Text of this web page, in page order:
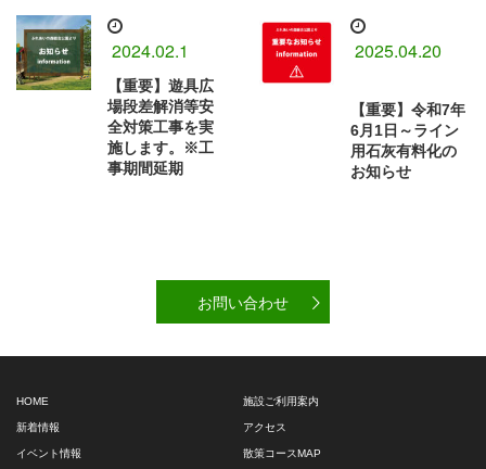
2024.02.1
【重要】遊具広
場段差解消等安
全対策工事を実
施します。※工
事期間延期
2025.04.20
【重要】令和7年
6月1日～ライン
用石灰有料化の
お知らせ
お問い合わせ
HOME
新着情報
イベント情報
施設ご利用案内
アクセス
散策コースMAP